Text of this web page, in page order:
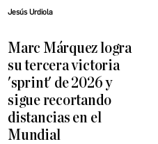
Jesús Urdiola
Marc Márquez logra
su tercera victoria
'sprint' de 2026 y
sigue recortando
distancias en el
Mundial